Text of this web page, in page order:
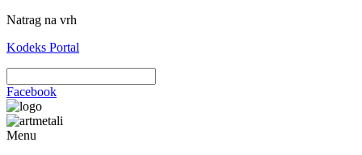
Natrag na vrh
Kodeks Portal
Facebook
Menu